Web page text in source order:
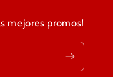
mejores promos!